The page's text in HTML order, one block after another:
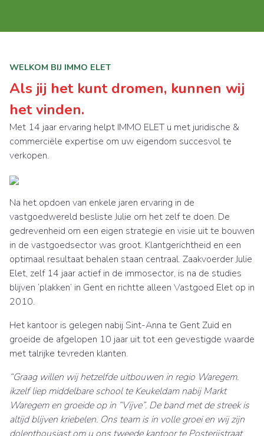
WELKOM BIJ IMMO ELET
Als jij het kunt dromen, kunnen wij
het vinden.
Met 14 jaar ervaring helpt IMMO ELET u met juridische &
commerciële expertise om uw eigendom succesvol te
verkopen.
Na het opdoen van enkele jaren ervaring in de
vastgoedwereld besliste Julie om het zelf te doen. De
gedrevenheid om een eigen strategie en visie uit te bouwen
in de vastgoedsector was groot. Klantgerichtheid en een
optimaal resultaat behalen staan centraal. Zaakvoerder Julie
Elet, zelf 14 jaar actief in de immosector, is na de studies
blijven ‘plakken’ in Gent en richtte alleen Vastgoed Elet op in
2010.
Het kantoor is gelegen nabij Sint-Anna te Gent Zuid en
groeide de afgelopen 10 jaar uit tot een gevestigde waarde
met talrijke tevreden klanten.
“Graag willen wij hetzelfde uitbouwen in regio Waregem.
ikzelf liep middelbare school te Keukeldam nabij Markt
Waregem en groeide op in “Vijve”. De band met de streek is
altijd blijven kriebelen. Ons team is in volle groei en wij zijn